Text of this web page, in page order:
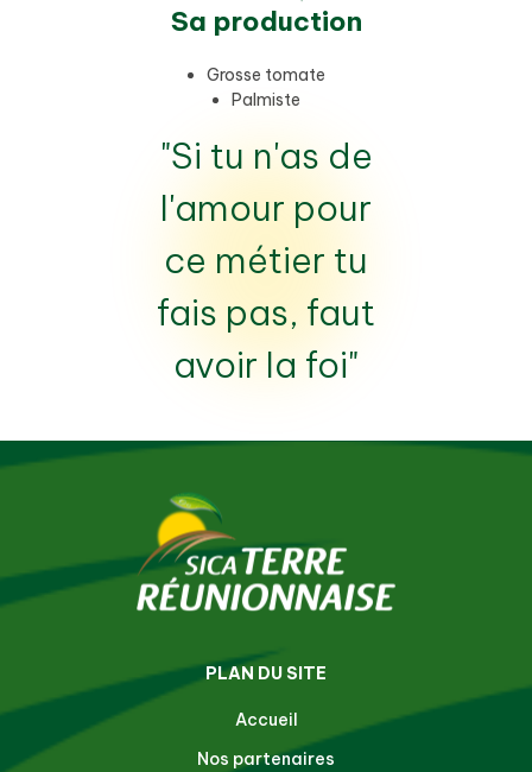
Sa production
Grosse tomate
Palmiste
"Si tu n'as de
l'amour pour
ce métier tu
fais pas, faut
avoir la foi"
PLAN DU SITE
Accueil
Nos partenaires